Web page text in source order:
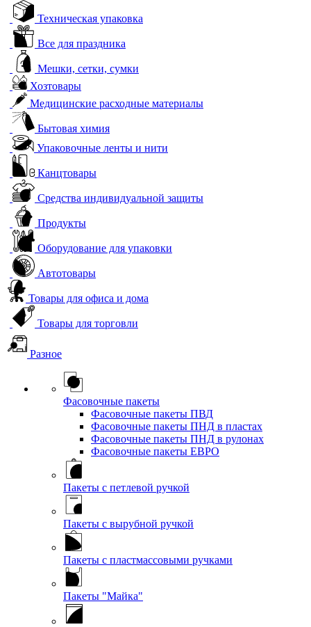
Техническая упаковка
Все для праздника
Мешки, сетки, сумки
Хозтовары
Медицинские расходные материалы
Бытовая химия
Упаковочные ленты и нити
Канцтовары
Средства индивидуальной защиты
Продукты
Оборудование для упаковки
Автотовары
Товары для офиса и дома
Товары для торговли
Разное
Фасовочные пакеты
Фасовочные пакеты ПВД
Фасовочные пакеты ПНД в пластах
Фасовочные пакеты ПНД в рулонах
Фасовочные пакеты ЕВРО
Пакеты с петлевой ручкой
Пакеты с вырубной ручкой
Пакеты с пластмассовыми ручками
Пакеты "Майка"